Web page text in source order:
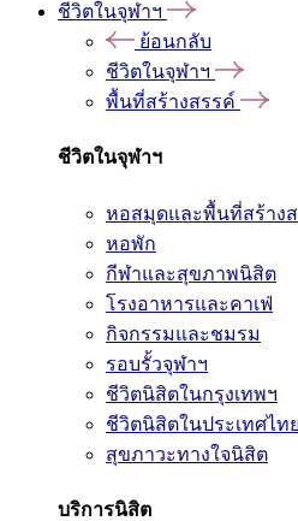
ชีวิตในจุฬาฯ
ย้อนกลับ
ชีวิตในจุฬาฯ
พื้นที่สร้างสรรค์
ชีวิตในจุฬาฯ
หอสมุดและพื้นที่สร้าง
หอพัก
กีฬาและสุขภาพนิสิต
โรงอาหารและคาเฟ่
กิจกรรมและชมรม
รอบรั้วจุฬาฯ
ชีวิตนิสิตในกรุงเทพฯ
ชีวิตนิสิตในประเทศไทย
สุขภาวะทางใจนิสิต
บริการนิสิต